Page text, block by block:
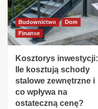
Budownictwo
Dom
Finanse
Kosztorys inwestycji:
Ile kosztują schody
stalowe zewnętrzne i
co wpływa na
ostateczną cenę?